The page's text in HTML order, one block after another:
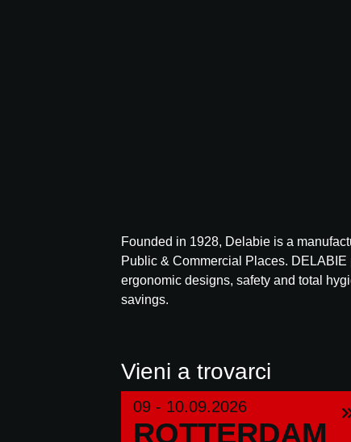
Founded in 1928, Delabie is a
Public & Commercial Places.
ergonomic designs, safety and total
savings.
Vieni a trovarci
09 - 10.09.2026
ROTTERDAM